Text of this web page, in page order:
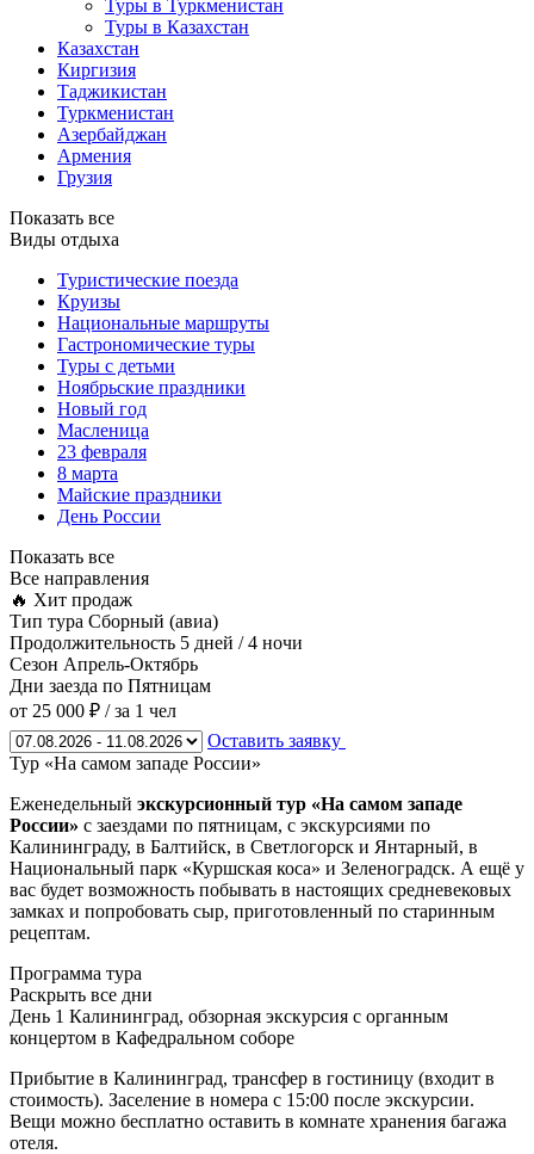
Туры в Туркменистан
Туры в Казахстан
Казахстан
Киргизия
Таджикистан
Туркменистан
Азербайджан
Армения
Грузия
Показать все
Виды отдыха
Туристические поезда
Круизы
Национальные маршруты
Гастрономические туры
Туры с детьми
Ноябрьские праздники
Новый год
Масленица
23 февраля
8 марта
Майские праздники
День России
Показать все
Все направления
🔥 Хит продаж
Тип тура Сборный (авиа)
Продолжительность 5 дней / 4 ночи
Сезон Апрель-Октябрь
Дни заезда по Пятницам
от 25 000 ₽ / за 1 чел
Оставить заявку
Тур «На самом западе России»
Еженедельный экскурсионный тур «На самом западе
России» с заездами по пятницам, с экскурсиями по
Калининграду, в Балтийск, в Светлогорск и Янтарный, в
Национальный парк «Куршская коса» и Зеленоградск. А ещё у
вас будет возможность побывать в настоящих средневековых
замках и попробовать сыр, приготовленный по старинным
рецептам.
Программа тура
Раскрыть все дни
День 1 Калининград, обзорная экскурсия с органным
концертом в Кафедральном соборе
Прибытие в Калининград, трансфер в гостиницу (входит в
стоимость). Заселение в номера с 15:00 после экскурсии.
Вещи можно бесплатно оставить в комнате хранения багажа
отеля.